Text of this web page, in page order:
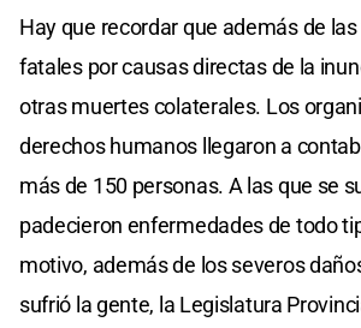
Hay que recordar que además de
fatales por causas directas de la
otras muertes colaterales. Los
derechos humanos llegaron a
más de 150 personas. A las que se
padecieron enfermedades de todo
motivo, además de los severos
sufrió la gente, la Legislatura